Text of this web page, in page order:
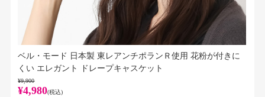
ベル・モード 日本製 東レアンチポランＲ使用 花粉が付きに
くい エレガント ドレープキャスケット
¥9,900
¥4,980(税込)